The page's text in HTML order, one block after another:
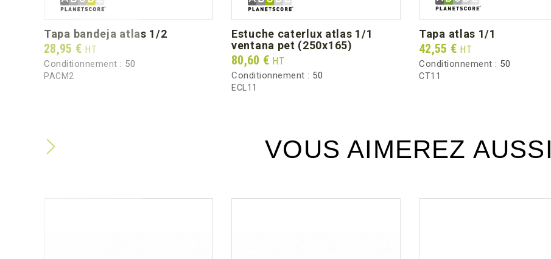
Peso bruto por caja (kg)
tapa bandeja atlas 1/2
Prix
28,95 € HT
Conditionnement : 50
PACM2
estuche caterlux atlas 1/1
ventana pet (250x165)
Prix
80,60 € HT
Conditionnement : 50
ECL11
tapa atlas 1/1
Prix
42,55 € HT
Conditionnement : 50
CT11
VOUS AIMEREZ AUSSI